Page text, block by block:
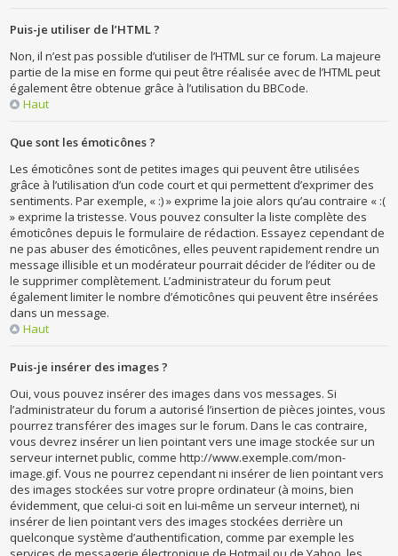
Puis-je utiliser de l’HTML ?
Non, il n’est pas possible d’utiliser de l’HTML sur ce forum. La majeure
partie de la mise en forme qui peut être réalisée avec de l’HTML peut
également être obtenue grâce à l’utilisation du BBCode.
Haut
Que sont les émoticônes ?
Les émoticônes sont de petites images qui peuvent être utilisées
grâce à l’utilisation d’un code court et qui permettent d’exprimer des
sentiments. Par exemple, « :) » exprime la joie alors qu’au contraire « :(
» exprime la tristesse. Vous pouvez consulter la liste complète des
émoticônes depuis le formulaire de rédaction. Essayez cependant de
ne pas abuser des émoticônes, elles peuvent rapidement rendre un
message illisible et un modérateur pourrait décider de l’éditer ou de
le supprimer complètement. L’administrateur du forum peut
également limiter le nombre d’émoticônes qui peuvent être insérées
dans un message.
Haut
Puis-je insérer des images ?
Oui, vous pouvez insérer des images dans vos messages. Si
l’administrateur du forum a autorisé l’insertion de pièces jointes, vous
pourrez transférer des images sur le forum. Dans le cas contraire,
vous devrez insérer un lien pointant vers une image stockée sur un
serveur internet public, comme http://www.exemple.com/mon-
image.gif. Vous ne pourrez cependant ni insérer de lien pointant vers
des images stockées sur votre propre ordinateur (à moins, bien
évidemment, que celui-ci soit en lui-même un serveur internet), ni
insérer de lien pointant vers des images stockées derrière un
quelconque système d’authentification, comme par exemple les